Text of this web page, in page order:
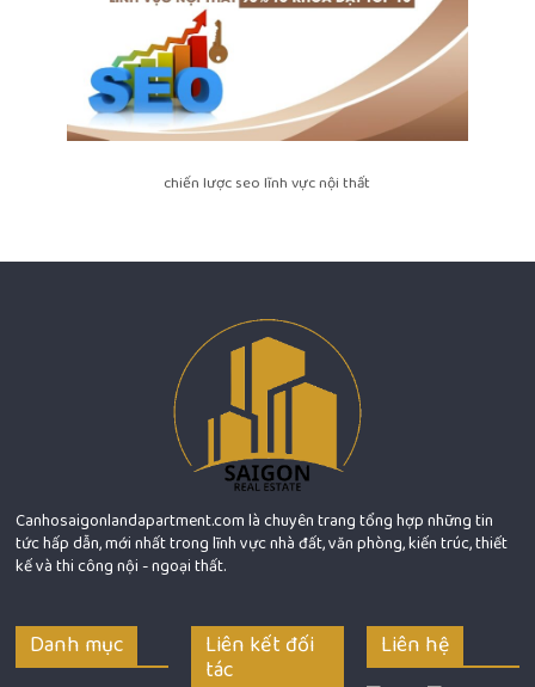
chiến lược seo lĩnh vực nội thất
Canhosaigonlandapartment.com là chuyên trang tổng hợp những tin
tức hấp dẫn, mới nhất trong lĩnh vực nhà đất, văn phòng, kiến trúc, thiết
kế và thi công nội - ngoại thất.
Danh mục Liên kết đối
tác
Liên hệ